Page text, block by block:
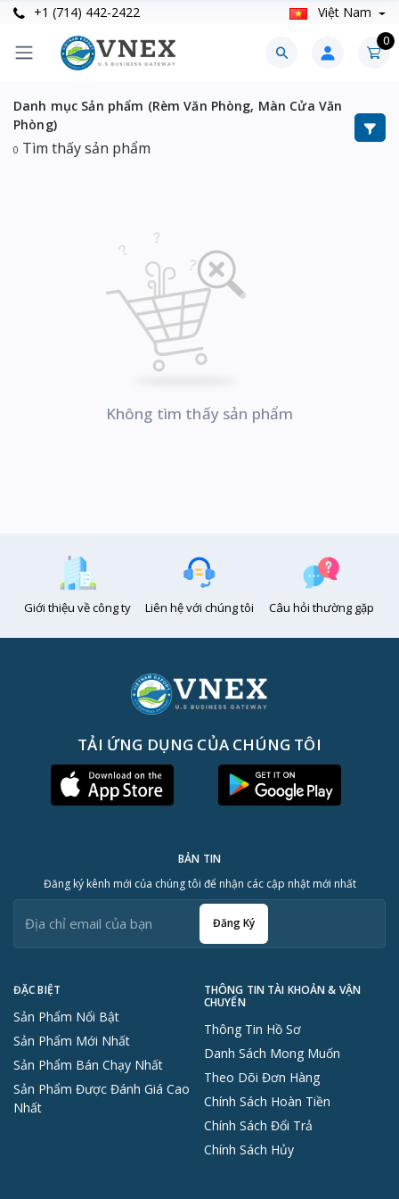
+1 (714) 442-2422 Việt Nam
0
Danh mục Sản phẩm (Rèm Văn Phòng, Màn Cửa Văn
Phòng)
0 Tìm thấy sản phẩm
Không tìm thấy sản phẩm
Giới thiệu về công ty Liên hệ với chúng tôi Câu hỏi thường gặp
TẢI ỨNG DỤNG CỦA CHÚNG TÔI
ĐẶC BIỆT
Sản Phẩm Nổi Bật
Sản Phẩm Mới Nhất
Sản Phẩm Bán Chạy Nhất
Sản Phẩm Được Đánh Giá Cao
Nhất
THÔNG TIN TÀI KHOẢN & VẬN
CHUYỂN
Thông Tin Hồ Sơ
Danh Sách Mong Muốn
Theo Dõi Đơn Hàng
Chính Sách Hoàn Tiền
Chính Sách Đổi Trả
Chính Sách Hủy
BẢN TIN
Đăng ký kênh mới của chúng tôi để nhận các cập nhật mới nhất
Đăng Ký